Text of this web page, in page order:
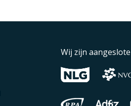
Wij zijn